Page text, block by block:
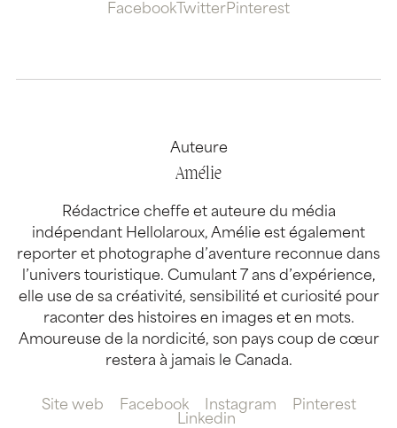
Facebook TwitterPinterest
Auteure
Amélie
Rédactrice cheffe et auteure du média
indépendant Hellolaroux, Amélie est également
reporter et photographe d’aventure reconnue dans
l’univers touristique. Cumulant 7 ans d’expérience,
elle use de sa créativité, sensibilité et curiosité pour
raconter des histoires en images et en mots.
Amoureuse de la nordicité, son pays coup de cœur
restera à jamais le Canada.
Site web Facebook Instagram
Pinterest
Linkedin